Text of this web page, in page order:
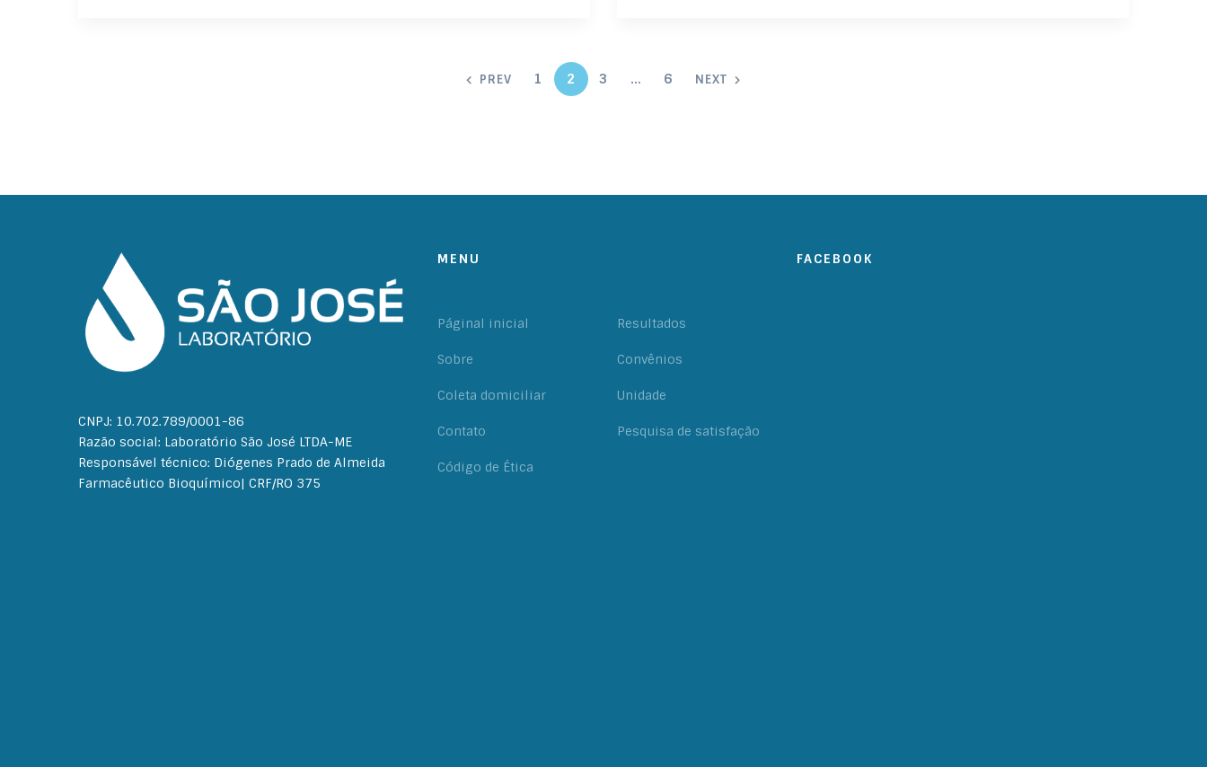
PREV 1 2 3 … 6 NEXT
CNPJ: 10.702.789/0001-86
Razão social: Laboratório São José LTDA-ME
Responsável técnico: Diógenes Prado de Almeida
Farmacêutico Bioquímico| CRF/RO 375
MENU
Páginal inicial Resultados
Sobre Convênios
Coleta domiciliar Unidade
Contato Pesquisa de satisfação
Código de Ética
FACEBOOK